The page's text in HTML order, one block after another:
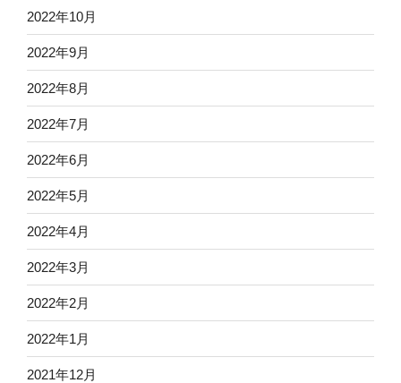
2022年10月
2022年9月
2022年8月
2022年7月
2022年6月
2022年5月
2022年4月
2022年3月
2022年2月
2022年1月
2021年12月